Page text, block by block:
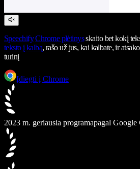
Speechify Chrome plėtinysskaito bet kokį
teksto į kalbą, rašo už jus, kai kalbate, ir
turinį
Įdiegti į Chrome
2023 m. geriausia programapagal Google